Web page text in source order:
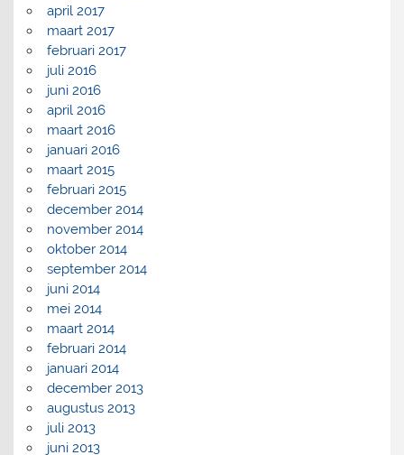
april 2017
maart 2017
februari 2017
juli 2016
juni 2016
april 2016
maart 2016
januari 2016
maart 2015
februari 2015
december 2014
november 2014
oktober 2014
september 2014
juni 2014
mei 2014
maart 2014
februari 2014
januari 2014
december 2013
augustus 2013
juli 2013
juni 2013